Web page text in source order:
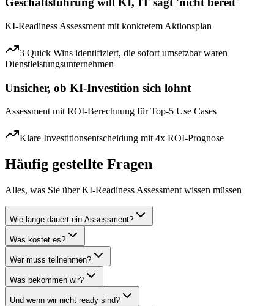
KI-Readiness Assessment mit konkretem Aktionsplan
3 Quick Wins identifiziert, die sofort umsetzbar waren
Dienstleistungsunternehmen
Unsicher, ob KI-Investition sich lohnt
Assessment mit ROI-Berechnung für Top-5 Use Cases
Klare Investitionsentscheidung mit 4x ROI-Prognose
Häufig gestellte Fragen
Alles, was Sie überKI-Readiness Assessment wissen müssen
Wie lange dauert ein Assessment?
Was kostet es?
Wer muss teilnehmen?
Was bekommen wir?
Und wenn wir nicht ready sind?